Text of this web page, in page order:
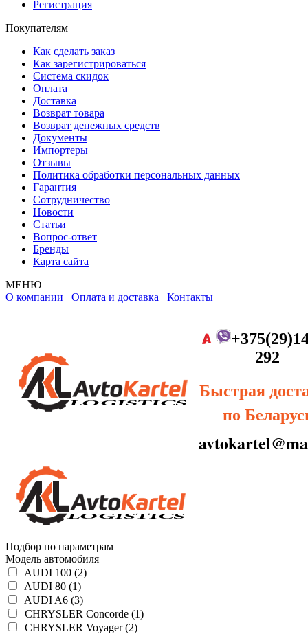
Регистрация
Покупателям
Как сделать заказ
Как зарегистрироваться
Система скидок
Оплата
Доставка
Возврат товара
Возврат денежных средств
Документы
Импортеры
Отзывы
Политика обработки персональных данных
Гарантия
Сотрудничество
Новости
Статьи
Вопрос-ответ
Бренды
Карта сайта
МЕНЮ
О компании Оплата и доставка Контакты
292
Быстрая
по
Подбор по параметрам
Модель автомобиля
AUDI 100 (2)
AUDI 80 (1)
AUDI A6 (3)
CHRYSLER Concorde (1)
CHRYSLER Voyager (2)